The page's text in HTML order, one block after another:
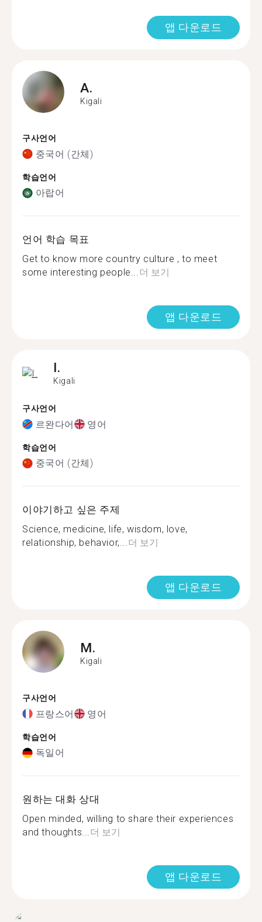
앱 다운로드
A.
Kigali
구사언어
중국어 (간체)
학습언어
아랍어
언어 학습 목표
Get to know more country culture , to meet
some interesting people...더 보기
앱 다운로드
I.
Kigali
구사언어
르완다어 영어
학습언어
중국어 (간체)
이야기하고 싶은 주제
Science, medicine, life, wisdom, love,
relationship, behavior,...더 보기
앱 다운로드
M.
Kigali
구사언어
프랑스어 영어
학습언어
독일어
원하는 대화 상대
Open minded, willing to share their experiences
and thoughts...더 보기
앱 다운로드